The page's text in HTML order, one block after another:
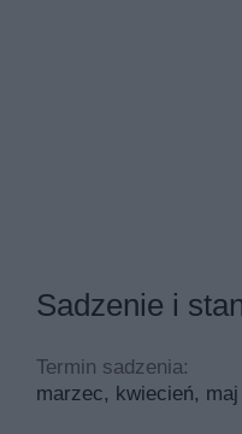
Sadzenie i
Termin sadzenia:
marzec, kwiecień, maj